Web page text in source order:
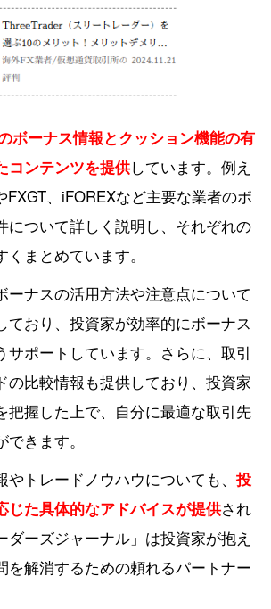
ボーナス情報とクッション機能の有
コンテンツを提供しています。例え
FXGT、iFOREXなど主要な業者のボ
について詳しく説明し、それぞれの
まとめています。
ーナスの活用方法や注意点について
ており、投資家が効率的にボーナス
サポートしています。さらに、取引
の比較情報も提供しており、投資家
把握した上で、自分に最適な取引先
きます。
トレードノウハウについても、 投
じた具体的なアドバイスが提供され
ダーズジャーナル」は投資家が抱え
を解消するための頼れるパートナー